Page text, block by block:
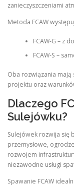
zanieczyszczeniami
Metoda FCAW
FCAW-G – z
FCAW-S –
Oba rozwiązania
projektu oraz
Dlaczego
Sulejówku?
Sulejówek rozwija się
przemysłowe,
rozwojem
niezawodne usługi
Spawanie FCAW